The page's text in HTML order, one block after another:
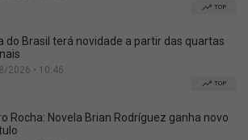
TOP
do Brasil terá novidade a partir das quartas
2026 • 10:46
TOP
Rocha: Novela Brian Rodríguez ganha novo